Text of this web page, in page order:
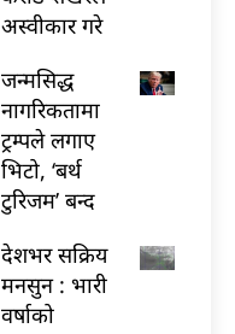
अस्वीकार गरे
जन्मसिद्ध
नागरिकतामा
ट्रम्पले लगाए
भिटो, ‘बर्थ
टुरिजम’ बन्द
देशभर सक्रिय
मनसुन : भारी
वर्षाको